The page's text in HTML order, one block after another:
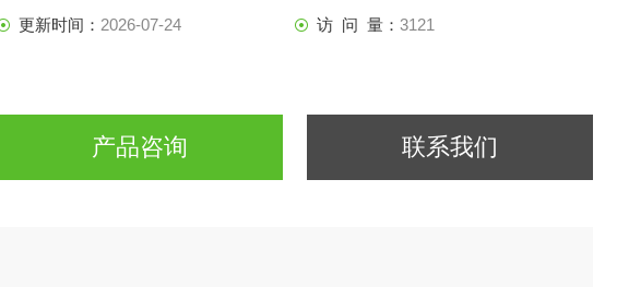
更新时间： 2026-07-24 访 问 量： 3121
产品咨询 联系我们